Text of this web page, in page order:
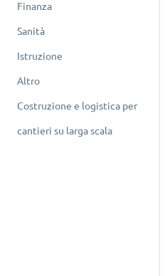
Finanza
Sanità
Istruzione
Altro
Costruzione e logistica per
cantieri su larga scala